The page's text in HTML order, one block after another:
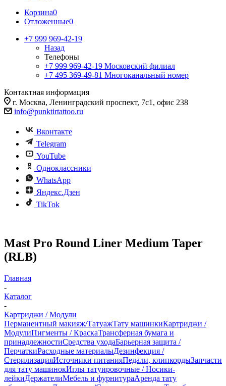
Корзина0
Отложенные0
+7 999 969-42-19
Назад
Телефоны
+7 999 969-42-19 Московский филиал
+7 495 369-49-81 Многоканальный номер
Контактная информация
г. Москва, Ленинградский проспект, 7с1, офис 238
info@punktirtattoo.ru
Вконтакте
Telegram
YouTube
Одноклассники
WhatsApp
Яндекс.Дзен
TikTok
Mast Pro Round Liner Medium Taper
(RLB)
Главная
-
Каталог
-
Картриджи / Модули
Перманентный макияж/ТатуажТату машинкиКартриджи /
МодулиПигменты / КраскаТрансферная бумага и
принадлежностиСредства уходаБарьерная защита /
ПерчаткиРасходные материалыДезинфекция /
СтерилизацияИсточники питанияПедали, клипкордыЗапчасти
для тату машинокИглы татуировочные / Носики-
лейкиДержателиМебель и фурнитураАренда тату